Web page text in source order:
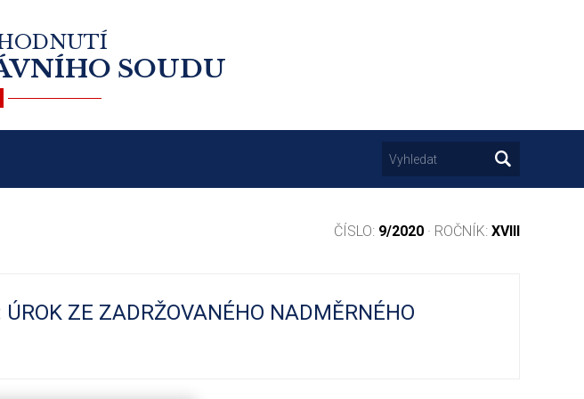
SOUDU
ČÍSLO: 9/2020 · ROČNÍK: XVIII
ÚROK ZE ZADRŽOVANÉHO NADMĚRNÉHO